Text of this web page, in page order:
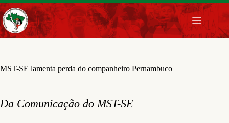
Pular
para
o
conteúdo
MST-SE lamenta perda do companheiro Pernambuco
Da Comunicação do MST-SE